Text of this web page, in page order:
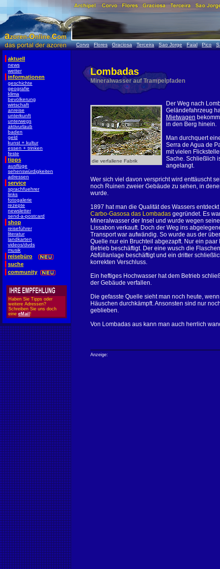
Corvo Flores Graciosa Terceira Sao Jorge Faial Pico
aktuell
news
wetter
informationen
geschichte
geografie
klima
bevölkerung
wirtschaft
anreise
unterkunft
unterwegs
aktivurlaub
baden
geld
kunst + kultur
essen + trinken
feste
tipps
ausflüge
sehenswürdigkeiten
adressen
service
sprachfuehrer
links
fotogalerie
rezepte
newsletter
send-a-postcard
shop
reiseführer
literatur
landkarten
videos/dvds
musik
reisebüro
suche
community
Haben Sie Tipps oder
weitere Adressen?
Schreiben Sie uns doch
eine eMail !
Lombadas
Mineralwasser auf Trampelpfaden
die verfallene Fabrik
Der Weg nach
Geländefahrzeug
Mietwagen
in den Berg hinein.
Man durchquert
Serra de Agua de
mit vielen
Sache. Schließlich
angelangt.
Wer sich viel davon verspricht wird enttäuscht
noch Ruinen zweier Gebäude zu sehen, in
wurde.
1897 hat man die Qualität des Wassers
Carbo-Gasosa das Lombadas gegründet. Es
Mineralwasser der Insel und wurde wegen
Lissabon verkauft. Doch der Weg ins
Transport war aufwändig. So wurde aus der
Quelle nur ein Bruchteil abgezapft. Nur ein paar
Betrieb beschäftigt. Der eine wusch die
Abfüllanlage beschäftigt und ein dritter
korrekten Verschluss.
Ein heftiges Hochwasser hat dem Betrieb
der Gebäude verfallen.
Die gefasste Quelle sieht man noch heute,
Häuschen durchkämpft. Ansonsten sind nur
geblieben.
Von Lombadas aus kann man auch herrlich
Anzeige: